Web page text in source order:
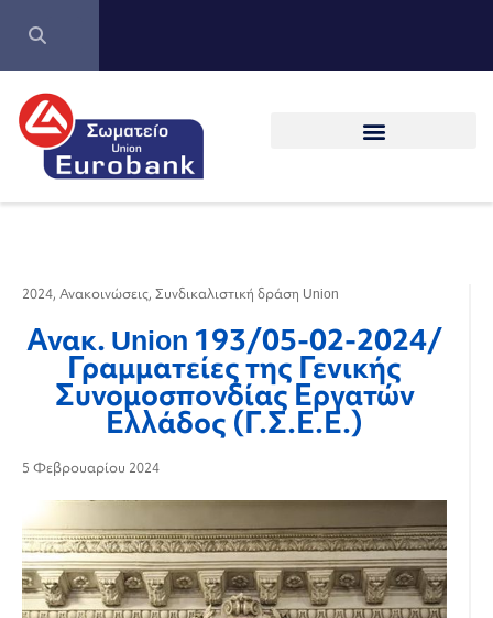
2024, Ανακοινώσεις, Συνδικαλιστική δράση Union
Ανακ. Union 193/05-02-2024/
Γραμματείες της Γενικής
Συνομοσπονδίας Εργατών
Ελλάδος (Γ.Σ.Ε.Ε.)
5 Φεβρουαρίου 2024